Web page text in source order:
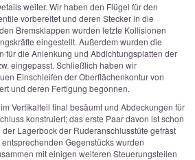
weiter. Wir haben den Flügel für den
vorbereitet und deren Stecker in die
Bremsklappen wurden letzte Kollisionen
eingestellt. Außerdem wurden die
für die Anlenkung und Abdichtungsplatten der
eingepasst. Schließlich haben wir
Einschleifen der Oberflächenkontur von
und deren Fertigung begonnen.
Vertikalteil final besäumt und Abdeckungen für
konstruiert; das erste Paar davon ist schon
Lagerbock der Ruderanschlusstüte gefräst
Gegenstücks wurden
mit einigen weiteren Steuerungsteilen